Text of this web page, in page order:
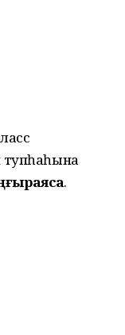
тупһаһына
.